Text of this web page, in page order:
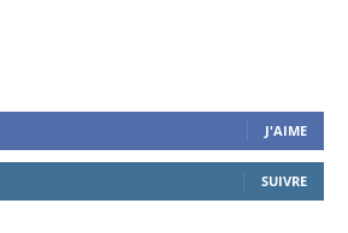
J'AIME
SUIVRE